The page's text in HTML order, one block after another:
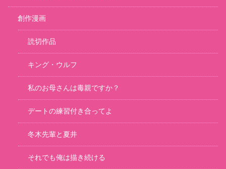
創作漫画
読切作品
キング・ウルフ
私のお母さんは毒親ですか？
デートの練習付き合ってよ
冬木先輩と夏井
それでも俺は描き続ける